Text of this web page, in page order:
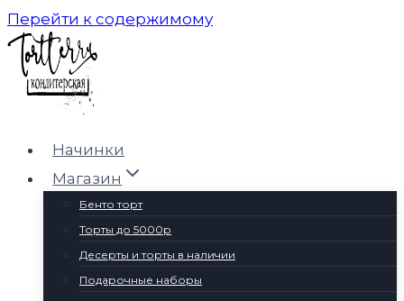
Перейти к содержимому
Начинки
Магазин
Бенто торт
Торты до 5000р
Десерты и торты в наличии
Подарочные наборы